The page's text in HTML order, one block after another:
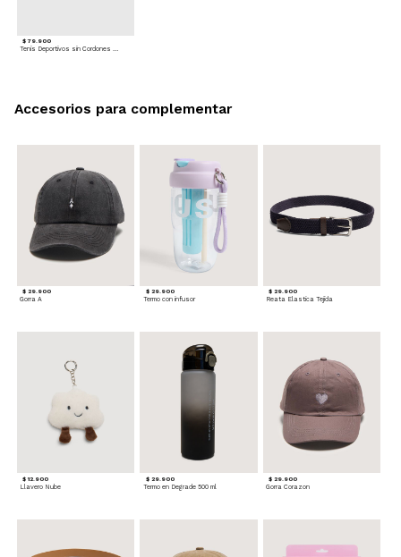
$ 79.900
Tenis Deportivos sin Cordones para hombre
$ 29.900
Gorra A
$ 29.900
Termo con infusor
$ 29.900
Reata Elastica Tejida
$ 12.900
Llavero Nube
$ 29.900
Termo en Degrade 500 ml
$ 29.900
Gorra Corazon
Accesorios para complementar